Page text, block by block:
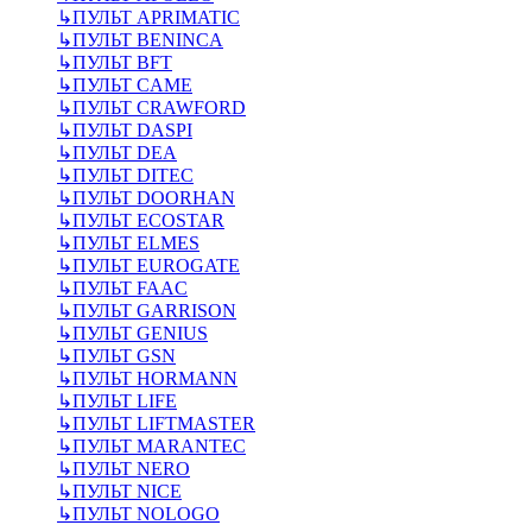
↳ПУЛЬТ APRIMATIC
↳ПУЛЬТ BENINCA
↳ПУЛЬТ BFT
↳ПУЛЬТ CAME
↳ПУЛЬТ CRAWFORD
↳ПУЛЬТ DASPI
↳ПУЛЬТ DEA
↳ПУЛЬТ DITEC
↳ПУЛЬТ DOORHAN
↳ПУЛЬТ ECOSTAR
↳ПУЛЬТ ELMES
↳ПУЛЬТ EUROGATE
↳ПУЛЬТ FAAC
↳ПУЛЬТ GARRISON
↳ПУЛЬТ GENIUS
↳ПУЛЬТ GSN
↳ПУЛЬТ HORMANN
↳ПУЛЬТ LIFE
↳ПУЛЬТ LIFTMASTER
↳ПУЛЬТ MARANTEC
↳ПУЛЬТ NERO
↳ПУЛЬТ NICE
↳ПУЛЬТ NOLOGO